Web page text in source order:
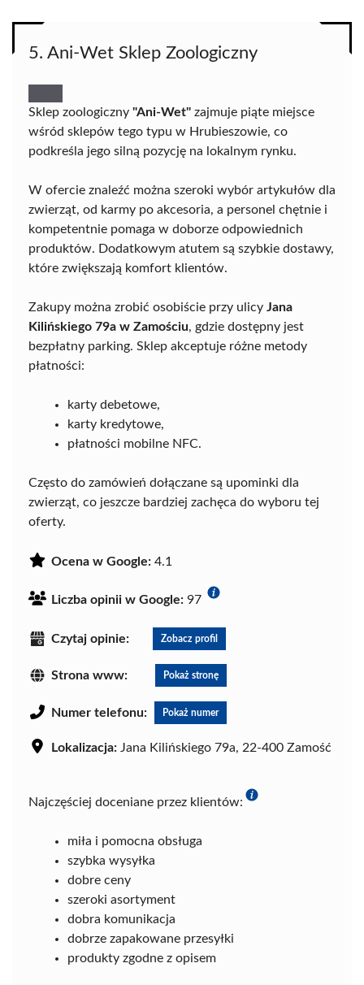
5. Ani-Wet Sklep Zoologiczny
Sklep zoologiczny "Ani-Wet" zajmuje piąte miejsce
wśród sklepów tego typu w Hrubieszowie, co
podkreśla jego silną pozycję na lokalnym rynku.
W ofercie znaleźć można szeroki wybór artykułów dla
zwierząt, od karmy po akcesoria, a personel chętnie i
kompetentnie pomaga w doborze odpowiednich
produktów. Dodatkowym atutem są szybkie dostawy,
które zwiększają komfort klientów.
Zakupy można zrobić osobiście przy ulicy Jana
Kilińskiego 79a w Zamościu, gdzie dostępny jest
bezpłatny parking. Sklep akceptuje różne metody
płatności:
karty debetowe,
karty kredytowe,
płatności mobilne NFC.
Często do zamówień dołączane są upominki dla
zwierząt, co jeszcze bardziej zachęca do wyboru tej
oferty.
Ocena w Google: 4.1
Liczba opinii w Google: 97
Czytaj opinie: Zobacz profil
Strona www: Pokaż stronę
Numer telefonu: Pokaż numer
Lokalizacja: Jana Kilińskiego 79a, 22-400 Zamość
Najczęściej doceniane przez klientów:
miła i pomocna obsługa
szybka wysyłka
dobre ceny
szeroki asortyment
dobra komunikacja
dobrze zapakowane przesyłki
produkty zgodne z opisem